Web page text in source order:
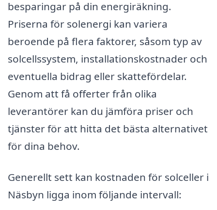
besparingar på din energiräkning.
Priserna för solenergi kan variera
beroende på flera faktorer, såsom typ av
solcellssystem, installationskostnader och
eventuella bidrag eller skattefördelar.
Genom att få offerter från olika
leverantörer kan du jämföra priser och
tjänster för att hitta det bästa alternativet
för dina behov.
Generellt sett kan kostnaden för solceller i
Näsbyn ligga inom följande intervall: